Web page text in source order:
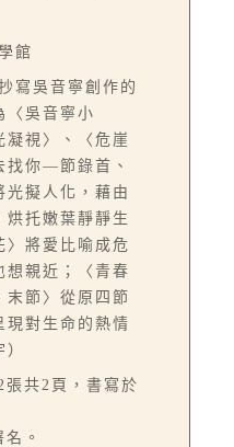
館
寫吳音寧創作的
〈吳音寧小
凝視〉、〈危崖
找你—節錄首、
光擬人化，藉由
烘托嫩葉靜靜生
〉將愛比喻成危
想親近；〈青春
節〉從原四節
現對生命的熱情
張共2頁，書寫於
。